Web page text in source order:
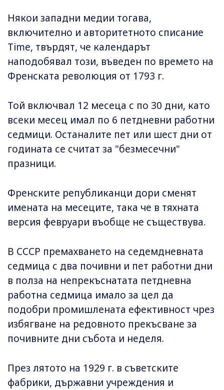
Някои западни медии тогава,
включително и авторитетното списание
Time, твърдят, че календарът
наподобявал този, въведен по времето на
Френската революция от 1793 г.
Той включвал 12 месеца с по 30 дни, като
всеки месец имал по 6 петдневни работни
седмици. Останалите пет или шест дни от
годината се считат за "безмесечни"
празници.
Френските републиканци дори сменят
имената на месеците, така че в тяхната
версия февруари въобще не съществува.
В СССР премахването на седемдневната
седмица с два почивни и пет работни дни
в полза на непрекъснатата петдневна
работна седмица имало за цел да
подобри промишлената ефективност чрез
избягване на редовното прекъсване за
почивните дни събота и неделя.
През лятото на 1929 г. в съветските
фабрики, държавни учреждения и